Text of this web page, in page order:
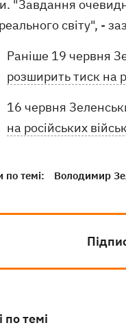
"Завдання
світу", -
Раніше 19 червня
розширить тиск на
16 червня
на російських
по темі: Володимир
по темі